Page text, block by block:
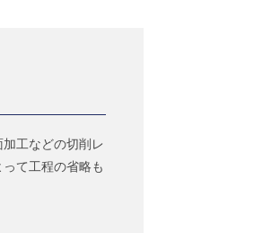
工などの切削レ
て工程の省略も